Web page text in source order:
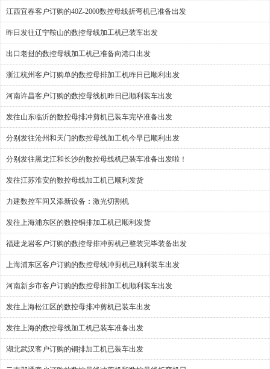
江西宜春客户订购的40Z-2000数控母线折弯机已准备出发
昨日发往辽宁鞍山的数控母线加工机已装车出发
出口老挝的数控母线加工机已准备向港口出发
浙江杭州客户订购单的数控母排加工机昨日已顺利出发
河南许昌客户订购的数控母线机昨日已顺利装车出发
发往山东临沂的数控母排冲剪机已装车完毕准备出发
分别发往沧州和天门的数控母线加工机今早已顺利出发
分别发往黑龙江和长沙的数控母线机已装车准备出发啦！
发往江苏淮安的数控母线加工机已顺利发货
力建数控车间又添新设备：激光切割机
发往上海浦东区的数控铜排加工机已顺利发货
福建龙岩客户订购的数控母排冲剪机已整装完毕装备出发
上海浦东区客户订购的数控母线冲剪机已顺利装车出发
河南新乡市客户订购的数控母排加工机顺利装车出发
发往上海松江区的数控母排冲剪机已装车出发
发往上海的数控母线加工机已装车准备出发
湖北武汉客户订购的铜排加工机已装车出发